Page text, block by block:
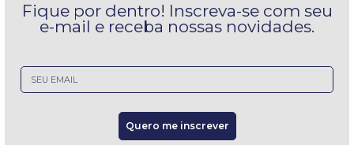
Fique por dentro! Inscreva-se com seu
e-mail e receba nossas novidades.
Quero me inscrever